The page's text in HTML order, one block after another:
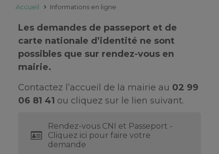
Accueil Informations en ligne
Les demandes de passeport et de
carte nationale d’identité ne sont
possibles que sur rendez-vous en
mairie.
Contactez l’accueil de la mairie au 02 99
06 81 41 ou cliquez sur le lien suivant.
Rendez-vous CNI et Passeport -
Cliquez ici pour faire votre
demande